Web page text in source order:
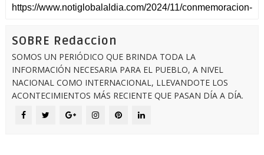
SOBRE Redaccion
SOMOS UN PERIÓDICO QUE BRINDA TODA LA
INFORMACIÓN NECESARIA PARA EL PUEBLO, A NIVEL
NACIONAL COMO INTERNACIONAL, LLEVANDOTE LOS
ACONTECIMIENTOS MÁS RECIENTE QUE PASAN DÍA A DÍA.